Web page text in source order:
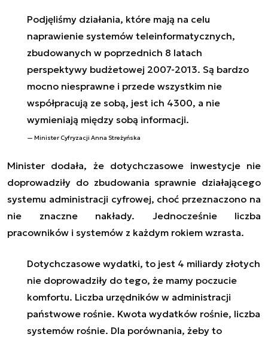
Podjęliśmy działania, które mają na celu
naprawienie systemów teleinformatycznych,
zbudowanych w poprzednich 8 latach
perspektywy budżetowej 2007-2013. Są bardzo
mocno niesprawne i przede wszystkim nie
współpracują ze sobą, jest ich 4300, a nie
wymieniają między sobą informacji.
Minister Cyfryzacji Anna Streżyńska
Minister dodała, że dotychczasowe inwestycje nie
doprowadziły do zbudowania sprawnie działającego
systemu administracji cyfrowej, choć przeznaczono na
nie znaczne nakłady. Jednocześnie liczba
pracowników i systemów z każdym rokiem wzrasta.
Dotychczasowe wydatki, to jest 4 miliardy złotych
nie doprowadziły do tego, że mamy poczucie
komfortu. Liczba urzędników w administracji
państwowe rośnie. Kwota wydatków rośnie, liczba
systemów rośnie. Dla porównania, żeby to